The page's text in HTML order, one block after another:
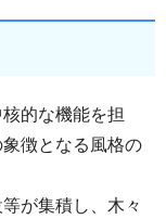
的な機能を担
徴となる風格の
が集積し、木々